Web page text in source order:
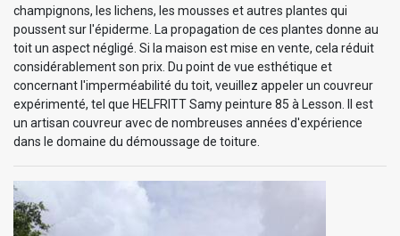
champignons, les lichens, les mousses et autres plantes qui
poussent sur l'épiderme. La propagation de ces plantes donne au
toit un aspect négligé. Si la maison est mise en vente, cela réduit
considérablement son prix. Du point de vue esthétique et
concernant l'imperméabilité du toit, veuillez appeler un couvreur
expérimenté, tel que HELFRITT Samy peinture 85 à Lesson. Il est
un artisan couvreur avec de nombreuses années d'expérience
dans le domaine du démoussage de toiture.